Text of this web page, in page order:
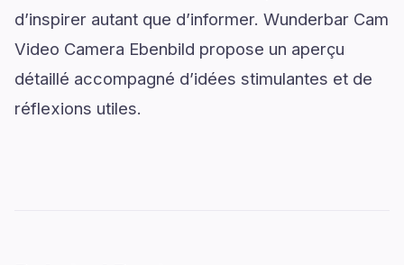
d’inspirer autant que d’informer. Wunderbar Cam
Video Camera Ebenbild propose un aperçu
détaillé accompagné d’idées stimulantes et de
réflexions utiles.